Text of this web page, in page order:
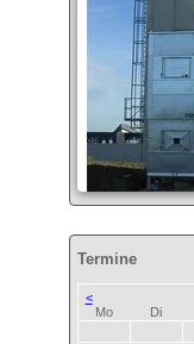
Termine
<
Montag Dienstag